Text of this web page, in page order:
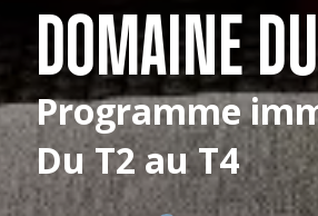
DOMAINE
Programme
Du T2 au T4